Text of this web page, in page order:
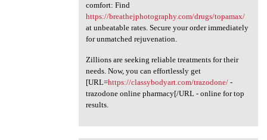
comfort: Find
https://breathejphotography.com/drugs/topamax/
at unbeatable rates. Secure your order immediately
for unmatched rejuvenation.
Zillions are seeking reliable treatments for their
needs. Now, you can effortlessly get
[URL=https://classybodyart.com/trazodone/-
trazodone online pharmacy[/URL - online for top
results.